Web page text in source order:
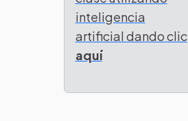
inteligencia
artificial dando clic
aquí